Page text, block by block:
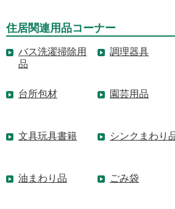
住居関連用品コーナー
バス洗濯掃除用
品
調理器具
台所包材 園芸用品
文具玩具書籍 シンクまわり
油まわり品 ごみ袋